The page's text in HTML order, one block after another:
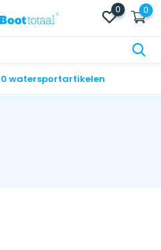
0 0
watersportartikelen